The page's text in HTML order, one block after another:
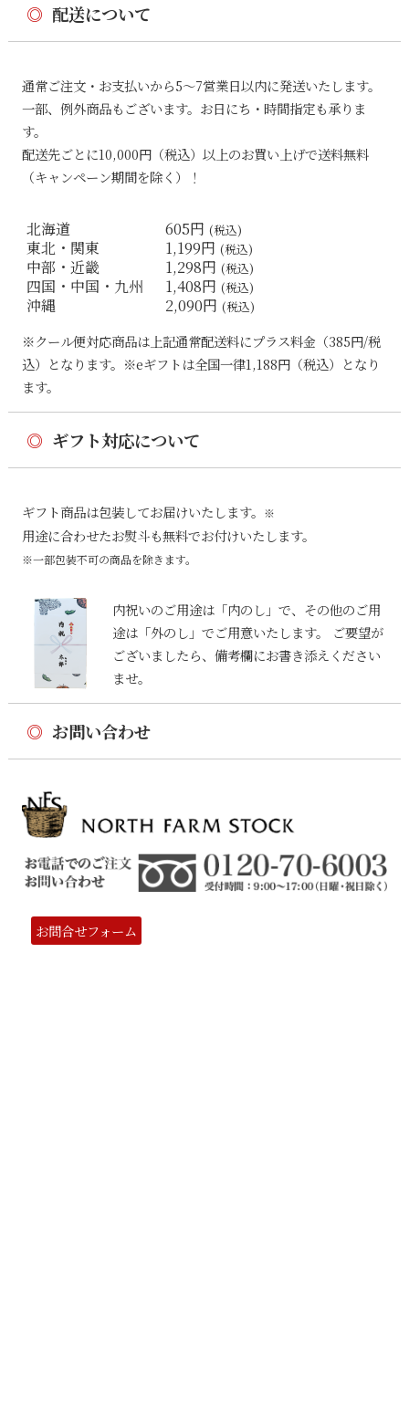
◎ 配送について
通常ご注文・お支払いから5〜7営業日以内に発送いたします。
一部、例外商品もございます。お日にち・時間指定も承りま
す。
配送先ごとに10,000円（税込）以上のお買い上げで送料無料
（キャンペーン期間を除く）！
北海道 605円 (税込)
東北・関東 1,199円 (税込)
中部・近畿 1,298円 (税込)
四国・中国・九州 1,408円 (税込)
沖縄 2,090円 (税込)
※クール便対応商品は上記通常配送料にプラス料金（385円/税
込）となります。※eギフトは全国一律1,188円（税込）となり
ます。
◎ ギフト対応について
ギフト商品は包装してお届けいたします。 ※
用途に合わせたお熨斗も無料でお付けいたします。
※一部包装不可の商品を除きます。
内祝いのご用途は「内のし」で、その他のご用
途は「外のし」でご用意いたします。 ご要望が
ございましたら、備考欄にお書き添えください
ませ。
◎ お問い合わせ
お問合せフォーム